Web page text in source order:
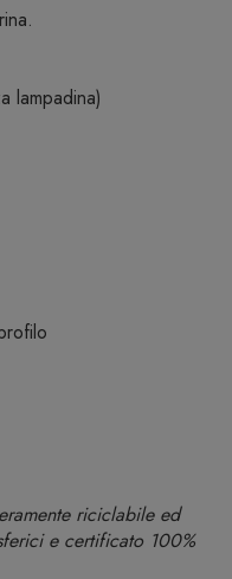
lampadina)
riciclabile ed
e certificato 100%